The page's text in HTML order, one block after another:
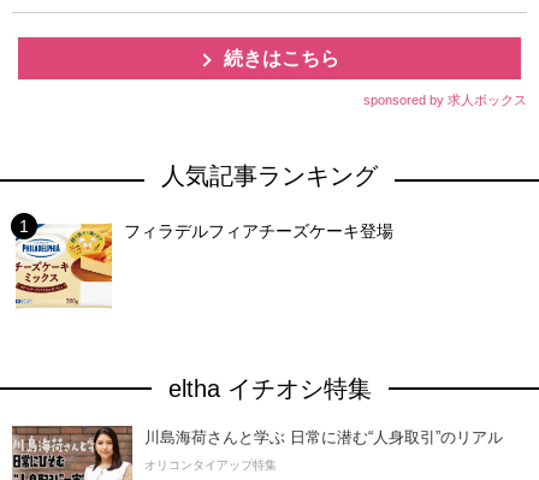
続きはこちら
sponsored by 求人ボックス
人気記事ランキング
フィラデルフィアチーズケーキ登場
eltha イチオシ特集
川島海荷さんと学ぶ 日常に潜む“人身取引”のリアル
オリコンタイアップ特集